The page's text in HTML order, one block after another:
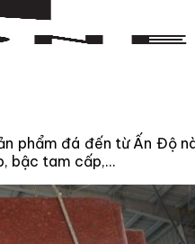
phẩm đá đến từ Ấn
bậc tam cấp,…